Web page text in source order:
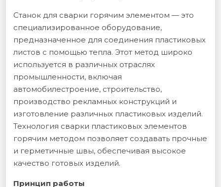
Станок для сварки горячим элементом — это
специализированное оборудование,
предназначенное для соединения пластиковых
листов с помощью тепла. Этот метод широко
используется в различных отраслях
промышленности, включая
автомобилестроение, строительство,
производство рекламных конструкций и
изготовление различных пластиковых изделий.
Технология сварки пластиковых элементов
горячим методом позволяет создавать прочные
и герметичные швы, обеспечивая высокое
качество готовых изделий.
Принцип работы